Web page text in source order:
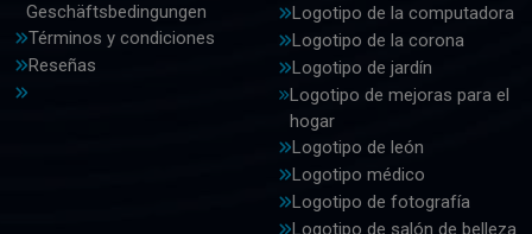
Geschäftsbedingungen
Términos y condiciones
Reseñas
Logotipo de la computadora
Logotipo de la corona
Logotipo de jardín
Logotipo de mejoras para el
hogar
Logotipo de león
Logotipo médico
Logotipo de fotografía
Logotipo de salón de belleza